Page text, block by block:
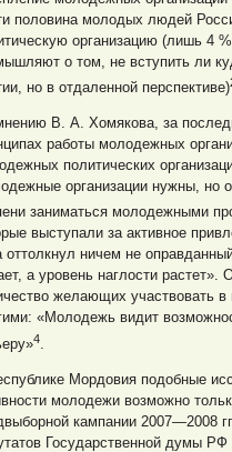
половина молодых людей
организацию (лишь 4
о том, не вступить ли
но в отдаленной перспективе)
В. А. Хомякова, за
работы молодежных
политических
организации нужны, но
заниматься молодежными
выступали за активное
оттолкнул ничем не
а уровень наглости
желающих участвовать
«Молодежь видит
4
Мордовия подобные
молодежи возможно
кампании 2007—2008
Государственной думы